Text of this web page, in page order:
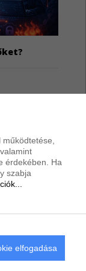
érdekében. Ha
szabja
elfogadása